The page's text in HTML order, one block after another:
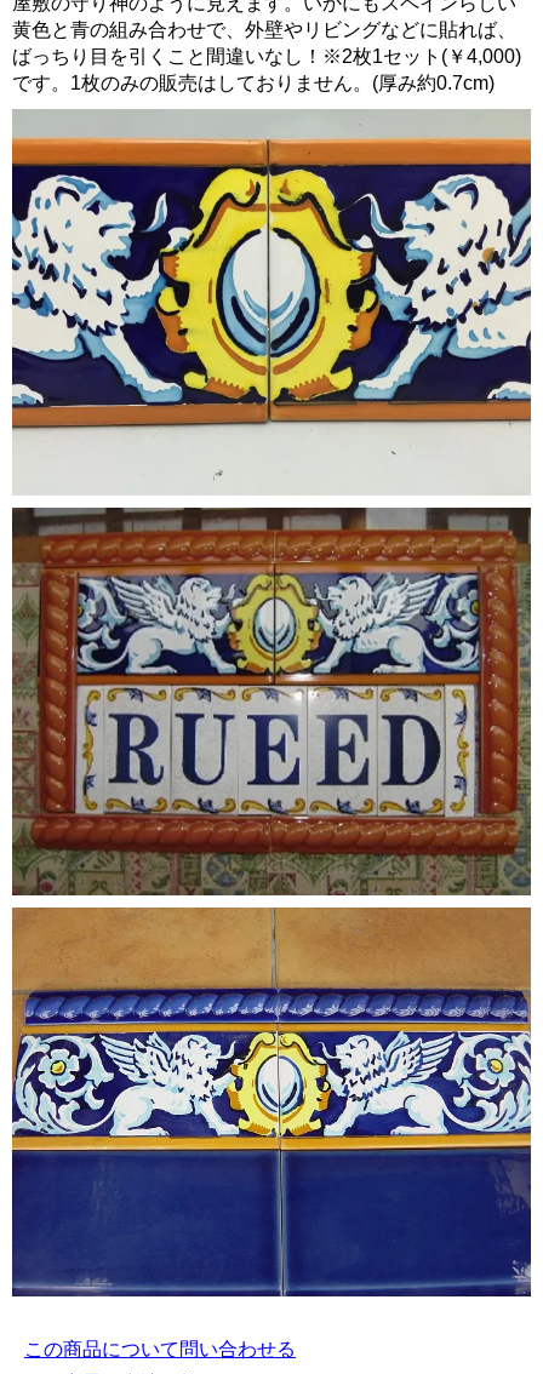
黄色と青の組み合わせで、外壁やリビングなどに貼れば、
ばっちり目を引くこと間違いなし！※2枚1セット(￥4,000)
です。1枚のみの販売はしておりません。(厚み約0.7cm)
この商品について問い合わせる